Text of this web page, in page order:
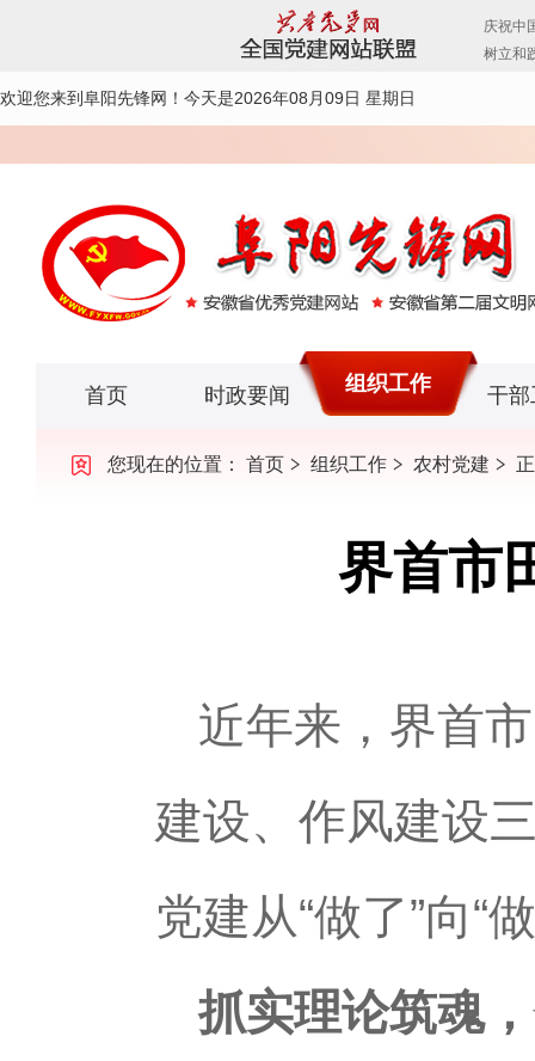
欢迎您来到阜阳先锋网！ 今天是2026年08月09日 星期日
首页 时政要闻 组织工作 干部
您现在的位置： 首页 组织工作 农村党建
界首市
近年来，界首
建设、作风建设
党建从“做了”向“
抓实理论筑魂